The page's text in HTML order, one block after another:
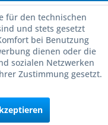
für den technischen
und stets gesetzt
bei Benutzung
dienen oder die
sozialen Netzwerken
Zustimmung gesetzt.